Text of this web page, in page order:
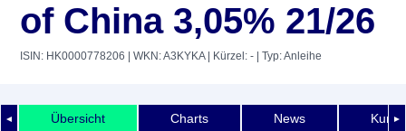
of China 3,05% 21/26
ISIN: HK0000778206 | WKN: A3KYKA| Kürzel: - | Typ: Anleihe
◄ ►
Übersicht Charts News